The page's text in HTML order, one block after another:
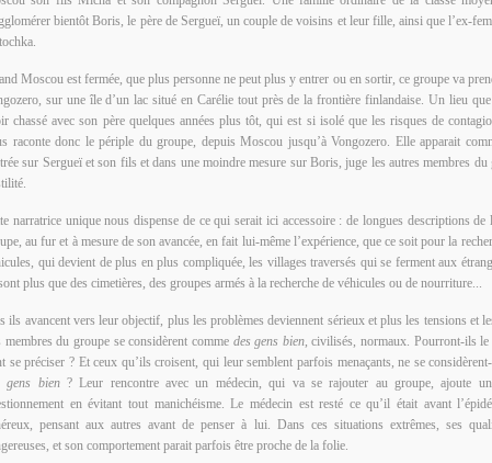
bientôt Boris, le père de Sergueï, un couple de voisins et leur fille, ainsi que l’ex-
Moscou est fermée, que plus personne ne peut plus y entrer ou en sortir, ce groupe va
sur une île d’un lac situé en Carélie tout près de la frontière finlandaise. Un lieu
chassé avec son père quelques années plus tôt, qui est si isolé que les risques de
raconte donc le périple du groupe, depuis Moscou jusqu’à Vongozero. Elle apparait
sur Sergueï et son fils et dans une moindre mesure sur Boris, juge les autres membres du
narratrice unique nous dispense de ce qui serait ici accessoire : de longues descriptions de
au fur et à mesure de son avancée, en fait lui-même l’expérience, que ce soit pour la
qui devient de plus en plus compliquée, les villages traversés qui se ferment aux
plus que des cimetières, des groupes armés à la recherche de véhicules ou de nourriture...
ils avancent vers leur objectif, plus les problèmes deviennent sérieux et plus les tensions et
membres du groupe se considèrent comme des gens bien, civilisés, normaux. Pourront-ils le
se préciser ? Et ceux qu’ils croisent, qui leur semblent parfois menaçants, ne se
gens bien? Leur rencontre avec un médecin, qui va se rajouter au groupe, ajoute
en évitant tout manichéisme. Le médecin est resté ce qu’il était avant
pensant aux autres avant de penser à lui. Dans ces situations extrêmes, ses
et son comportement parait parfois être proche de la folie.